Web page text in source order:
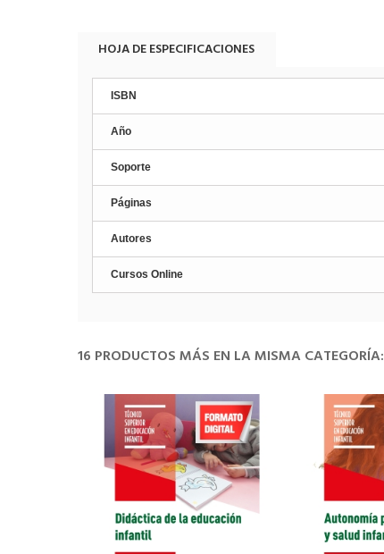
HOJA DE ESPECIFICACIONES
ISBN
Año
Soporte
Páginas
Autores
Cursos Online
16 PRODUCTOS MÁS EN LA MISMA CATEGORÍA: